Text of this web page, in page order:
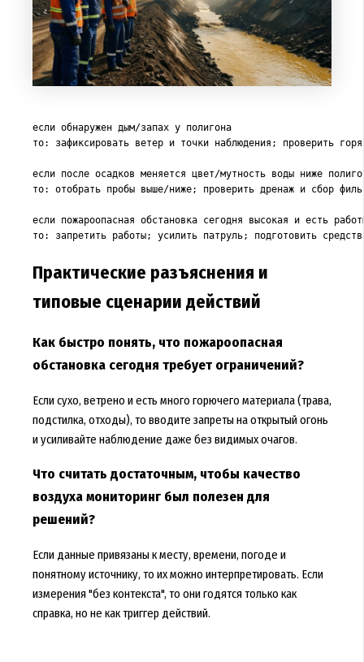
если обнаружен дым/запах у полигона
то: зафиксировать ветер и точки наблюдения; проверить
если после осадков меняется цвет/мутность воды ниже
то: отобрать пробы выше/ниже; проверить дренаж и сбор
если пожароопасная обстановка сегодня высокая и есть
то: запретить работы; усилить патруль; подготовить
Практические разъяснения и
типовые сценарии действий
Как быстро понять, что пожароопасная
обстановка сегодня требует ограничений?
Если сухо, ветрено и есть много горючего материала (трава,
подстилка, отходы), то вводите запреты на открытый огонь
и усиливайте наблюдение даже без видимых очагов.
Что считать достаточным, чтобы качество
воздуха мониторинг был полезен для
решений?
Если данные привязаны к месту, времени, погоде и
понятному источнику, то их можно интерпретировать. Если
измерения "без контекста", то они годятся только как
справка, но не как триггер действий.